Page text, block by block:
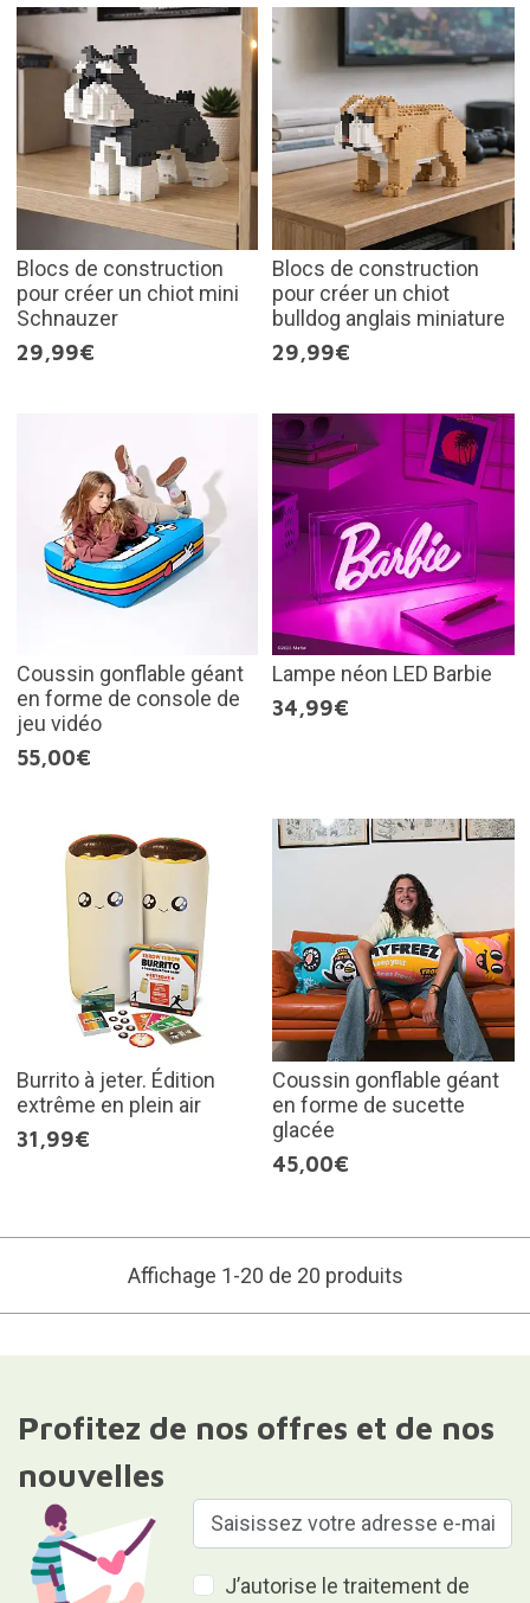
Blocs de construction
pour créer un chiot mini
Schnauzer
29,99€
Blocs de construction
pour créer un chiot
bulldog anglais miniature
29,99€
Coussin gonflable géant
en forme de console de
jeu vidéo
55,00€
Lampe néon LED Barbie
34,99€
Burrito à jeter. Édition
extrême en plein air
31,99€
Coussin gonflable géant
en forme de sucette
glacée
45,00€
Affichage 1-20 de 20 produits
Profitez de nos offres et de nos
nouvelles
J’autorise le traitement de